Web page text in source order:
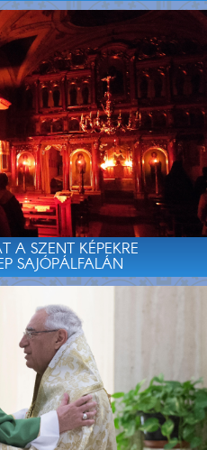
A SZENT KÉPEKRE
SAJÓPÁLFALÁN